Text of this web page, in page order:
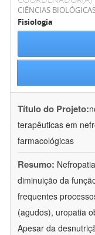
CIÊNCIAS
Fisiologia
Título do Projeto:
terapêuticas em
farmacológicas
Resumo:
diminuição da
frequentes
(agudos), uropatia
Apesar da